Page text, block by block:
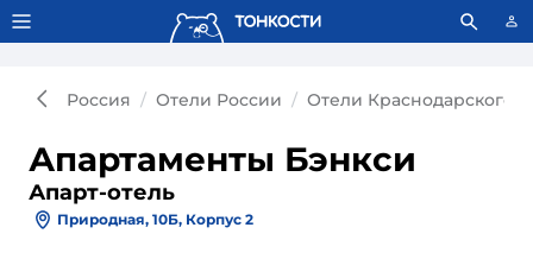
Тонкости используют сookie-файлы. Что это значит?
Россия Отели России Отели Краснодарского
Апартаменты Бэнкси
Апарт-отель
Природная, 10Б, Корпус 2